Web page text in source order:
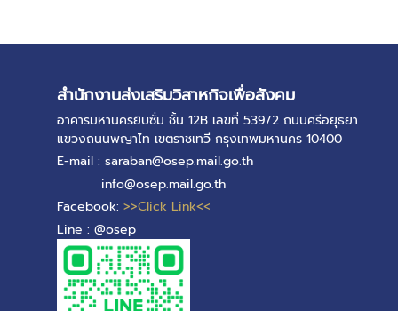
สำนักงานส่งเสริมวิสาหกิจเพื่อสังคม
อาคารมหานครยิบซั่ม ชั้น 12B เลขที่ 539/2 ถนนศรีอยุธยา
แขวงถนนพญาไท เขตราชเทวี กรุงเทพมหานคร 10400
E-mail : saraban@osep.mail.go.th
info@osep.mail.go.th
Facebook: >>Click Link<<
Line : @osep